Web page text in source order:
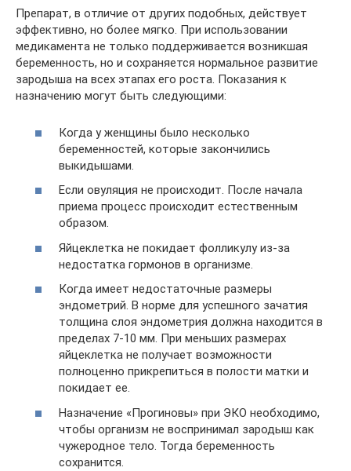
Препарат, в отличие от других подобных, действует
эффективно, но более мягко. При использовании
медикамента не только поддерживается возникшая
беременность, но и сохраняется нормальное развитие
зародыша на всех этапах его роста. Показания к
назначению могут быть следующими:
Когда у женщины было несколько
беременностей, которые закончились
выкидышами.
Если овуляция не происходит. После начала
приема процесс происходит естественным
образом.
Яйцеклетка не покидает фолликулу из-за
недостатка гормонов в организме.
Когда имеет недостаточные размеры
эндометрий. В норме для успешного зачатия
толщина слоя эндометрия должна находится в
пределах 7-10 мм. При меньших размерах
яйцеклетка не получает возможности
полноценно прикрепиться в полости матки и
покидает ее.
Назначение «Прогиновы» при ЭКО необходимо,
чтобы организм не воспринимал зародыш как
чужеродное тело. Тогда беременность
сохранится.